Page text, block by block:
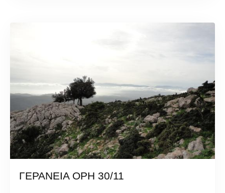
ΓΕΡΑΝΕΙΑ ΟΡΗ 30/11